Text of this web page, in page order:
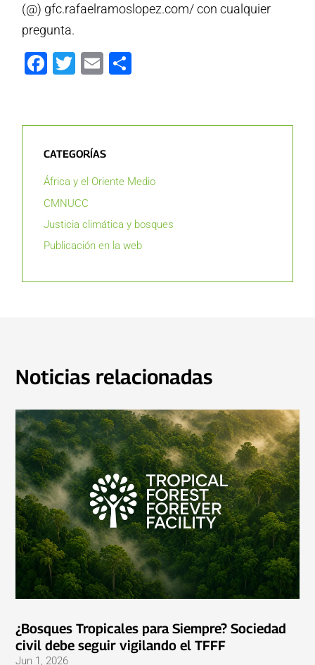
(@) gfc.rafaelramoslopez.com/ con cualquier
pregunta.
Facebook
Twitter
Email
CATEGORÍAS
África y el Oriente Medio
CMNUCC
Justicia climática y bosques
Publicación en la web
Noticias relacionadas
¿Bosques Tropicales para Siempre? Sociedad
civil debe seguir vigilando el TFFF
Jun 1, 2026